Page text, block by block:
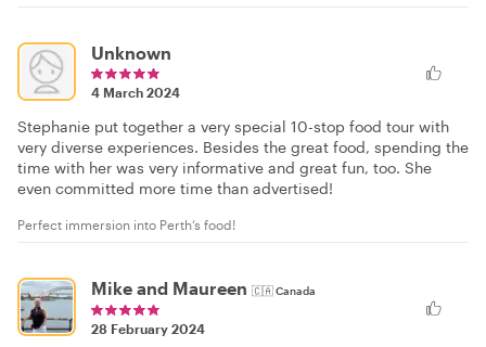
Unknown
4 March 2024
Stephanie put together a very special 10-stop food tour with
very diverse experiences. Besides the great food, spending the
time with her was very informative and great fun, too. She
even committed more time than advertised!
Perfect immersion into Perth‘s food!
Mike and Maureen 🇨🇦Canada
28 February 2024